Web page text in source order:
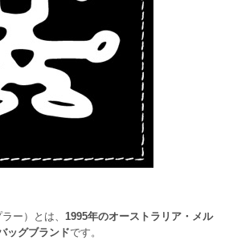
ー）とは、 1995年のオーストラリア・メル
ッグブランドです。